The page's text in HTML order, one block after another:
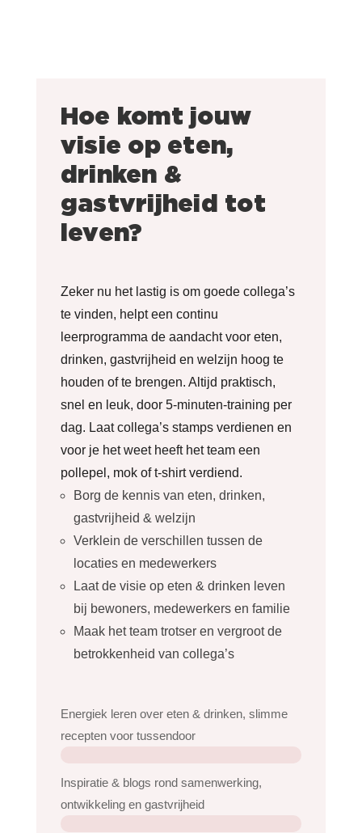
Hoe komt jouw
visie op eten,
drinken &
gastvrijheid tot
leven?
Zeker nu het lastig is om goede collega’s
te vinden, helpt een continu
leerprogramma de aandacht voor eten,
drinken, gastvrijheid en welzijn hoog te
houden of te brengen. Altijd praktisch,
snel en leuk, door 5-minuten-training per
dag. Laat collega’s stamps verdienen en
voor je het weet heeft het team een
pollepel, mok of t-shirt verdiend.
Borg de kennis van eten, drinken,
gastvrijheid & welzijn
Verklein de verschillen tussen de
locaties en medewerkers
Laat de visie op eten & drinken leven
bij bewoners, medewerkers en familie
Maak het team trotser en vergroot de
betrokkenheid van collega’s
Energiek leren over eten & drinken, slimme
recepten voor tussendoor
Inspiratie & blogs rond samenwerking,
ontwikkeling en gastvrijheid